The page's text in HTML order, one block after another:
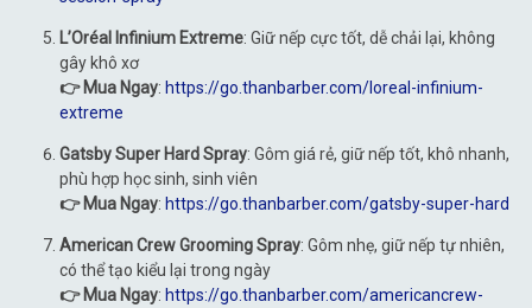
L’Oréal Infinium Extreme: Giữ nếp cực tốt, dễ chải lại, không
gây khô xơ
👉 Mua Ngay: https://go.thanbarber.com/loreal-infinium-
extreme
Gatsby Super Hard Spray: Gôm giá rẻ, giữ nếp tốt, khô nhanh,
phù hợp học sinh, sinh viên
👉 Mua Ngay: https://go.thanbarber.com/gatsby-super-hard
American Crew Grooming Spray: Gôm nhẹ, giữ nếp tự nhiên,
có thể tạo kiểu lại trong ngày
👉 Mua Ngay: https://go.thanbarber.com/americancrew-